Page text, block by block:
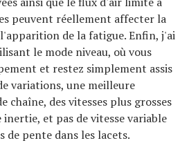
peuvent réellement affecter la
de la fatigue. Enfin, j'ai
le mode niveau, où vous
et restez simplement assis
variations, une meilleure
chaîne, des vitesses plus grosses
et pas de vitesse variable
de pente dans les lacets.